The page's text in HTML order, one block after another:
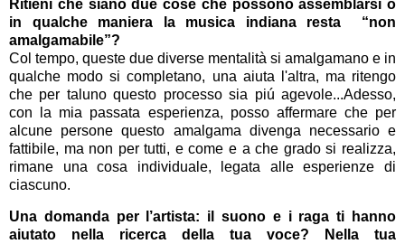
Ritieni che siano due cose che possono assemblarsi o
in qualche maniera la musica indiana resta “non
amalgamabile”?
Col tempo, queste due diverse mentalità si amalgamano e in
qualche modo si completano, una aiuta l'altra, ma ritengo
che per taluno questo processo sia piú agevole...Adesso,
con la mia passata esperienza, posso affermare che per
alcune persone questo amalgama divenga necessario e
fattibile, ma non per tutti, e come e a che grado si realizza,
rimane una cosa individuale, legata alle esperienze di
ciascuno.
Una domanda per l’artista: il suono e i raga ti hanno
aiutato nella ricerca della tua voce? Nella tua